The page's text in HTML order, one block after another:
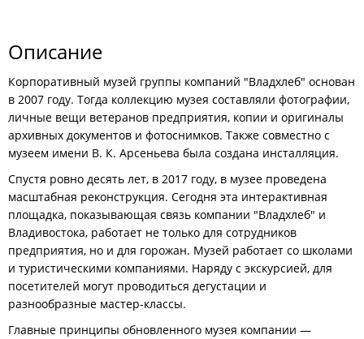
Описание
Корпоративный музей группы компаний "Владхлеб" основан
в 2007 году. Тогда коллекцию музея составляли фотографии,
личные вещи ветеранов предприятия, копии и оригиналы
архивных документов и фотоснимков. Также совместно с
музеем имени В. К. Арсеньева была создана инсталляция.
Спустя ровно десять лет, в 2017 году, в музее проведена
масштабная реконструкция. Сегодня эта интерактивная
площадка, показывающая связь компании "Владхлеб" и
Владивостока, работает не только для сотрудников
предприятия, но и для горожан. Музей работает со школами
и туристическими компаниями. Наряду с экскурсией, для
посетителей могут проводиться дегустации и
разнообразные мастер-классы.
Главные принципы обновленного музея компании —